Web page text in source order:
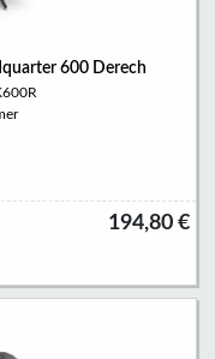
600 Derech
194,80 €